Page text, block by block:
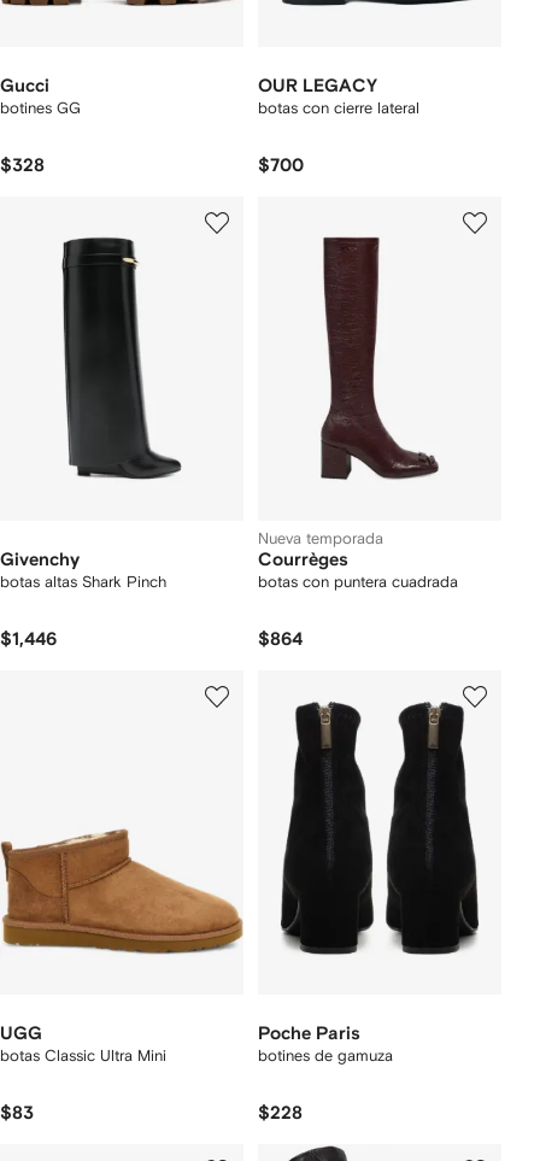
Gucci
botines GG
$328
OUR LEGACY
botas con cierre lateral
$700
Givenchy
botas altas Shark Pinch
$1,446
Nueva temporada
Courrèges
botas con puntera cuadrada
$864
UGG
botas Classic Ultra Mini
$83
Poche Paris
botines de gamuza
$228